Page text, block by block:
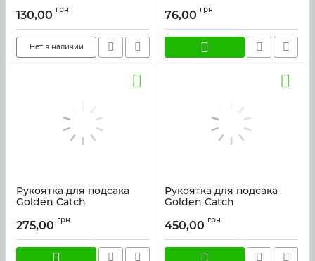
130,00 грн
Нет в наличии
76,00 грн
Рукоятка для подсака
Golden Catch
Артикул: 50160
275,00 грн
Рукоятка для подсака
Golden Catch
Артикул: 50163
450,00 грн